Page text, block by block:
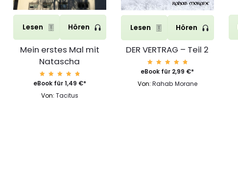
Lesen Hören
Mein erstes Mal mit
Natascha
Bewerte
t mit
von 5
eBook für1,49 €*
Von: Tacitus
Lesen Hören
DER VERTRAG – Teil 2
Bewerte
t mit
von 5
eBook für 2,99 €*
Von: Rahab Morane